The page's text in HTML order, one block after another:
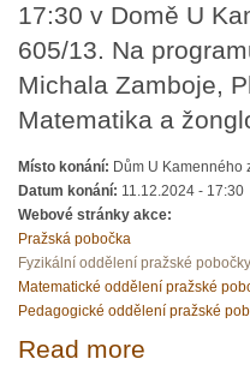
17:30 v Domě U
605/13. Na
Michala Zamboje,
Matematika a
Místo konání: Dům U Kamenného
Datum konání: 11.12.2024 - 17:30
Webové stránky akce:
Pražská pobočka
Fyzikální oddělení pražské pobočky
Matematické oddělení pražské
Pedagogické oddělení pražské
Read more